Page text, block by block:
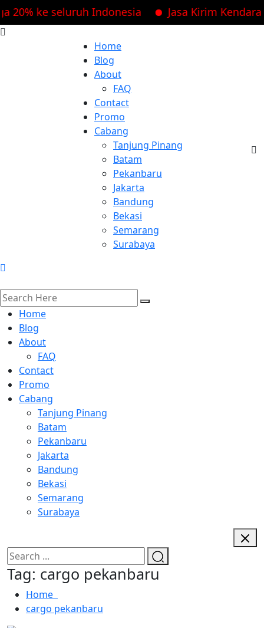
ke seluruh Indonesia Jasa Kirim Kendaraan
Home
Blog
About
FAQ
Contact
Promo
Cabang
Tanjung Pinang
Batam
Pekanbaru
Jakarta
Bandung
Bekasi
Semarang
Surabaya
Home
Blog
About
FAQ
Contact
Promo
Cabang
Tanjung Pinang
Batam
Pekanbaru
Jakarta
Bandung
Bekasi
Semarang
Surabaya
Tag: cargo pekanbaru
Home
cargo pekanbaru